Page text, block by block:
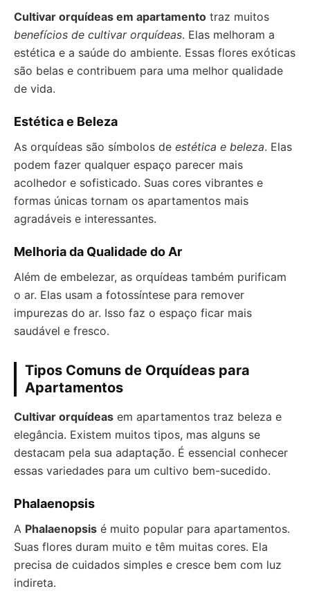
Cultivar orquídeas em apartamento traz muitos
benefícios de cultivar orquídeas. Elas melhoram a
estética e a saúde do ambiente. Essas flores exóticas
são belas e contribuem para uma melhor qualidade
de vida.
Estética e Beleza
As orquídeas são símbolos de estética e beleza. Elas
podem fazer qualquer espaço parecer mais
acolhedor e sofisticado. Suas cores vibrantes e
formas únicas tornam os apartamentos mais
agradáveis e interessantes.
Melhoria da Qualidade do Ar
Além de embelezar, as orquídeas também purificam
o ar. Elas usam a fotossíntese para remover
impurezas do ar. Isso faz o espaço ficar mais
saudável e fresco.
Tipos Comuns de Orquídeas para
Apartamentos
Cultivar orquídeas em apartamentos traz beleza e
elegância. Existem muitos tipos, mas alguns se
destacam pela sua adaptação. É essencial conhecer
essas variedades para um cultivo bem-sucedido.
Phalaenopsis
A Phalaenopsis é muito popular para apartamentos.
Suas flores duram muito e têm muitas cores. Ela
precisa de cuidados simples e cresce bem com luz
indireta.